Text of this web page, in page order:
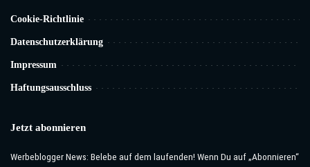
Cookie-Richtlinie
Datenschutzerklärung
Impressum
Haftungsausschluss
Jetzt abonnieren
Werbeblogger News: Belebe auf dem laufenden! Wenn Du auf „Abonnieren“